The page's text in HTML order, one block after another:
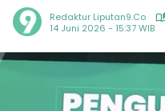
Redaktur Liputan9.co
14 Juni 2026 - 15:37 WIB